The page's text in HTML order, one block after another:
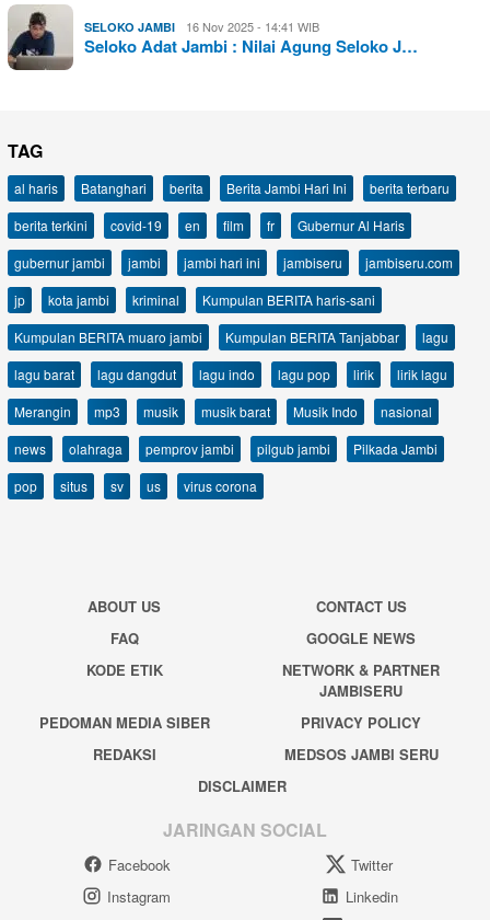
SELOKO JAMBI 16 Nov 2025 - 14:41 WIB
Seloko Adat Jambi : Nilai Agung Seloko J…
TAG
al haris Batanghari berita Berita Jambi Hari Ini
berita terbaru
berita terkini
covid-19 en film fr
Gubernur Al Haris
gubernur jambi
jambi jambi hari ini jambiseru
jambiseru.com
jp
kota jambi kriminal
Kumpulan BERITA haris-sani
Kumpulan BERITA muaro jambi
Kumpulan BERITA Tanjabbar
lagu
lagu barat
lagu dangdut lagu indo lagu pop lirik
lirik lagu
Merangin
mp3 musik musik barat Musik Indo
nasional
news
olahraga pemprov jambi pilgub jambi
Pilkada Jambi
pop
situs sv us virus corona
ABOUT US
CONTACT US
FAQ
GOOGLE NEWS
KODE ETIK
NETWORK & PARTNER
JAMBISERU
PEDOMAN MEDIA SIBER
PRIVACY POLICY
REDAKSI
MEDSOS JAMBI SERU
DISCLAIMER
JARINGAN SOCIAL
Facebook
Twitter
Instagram
Linkedin